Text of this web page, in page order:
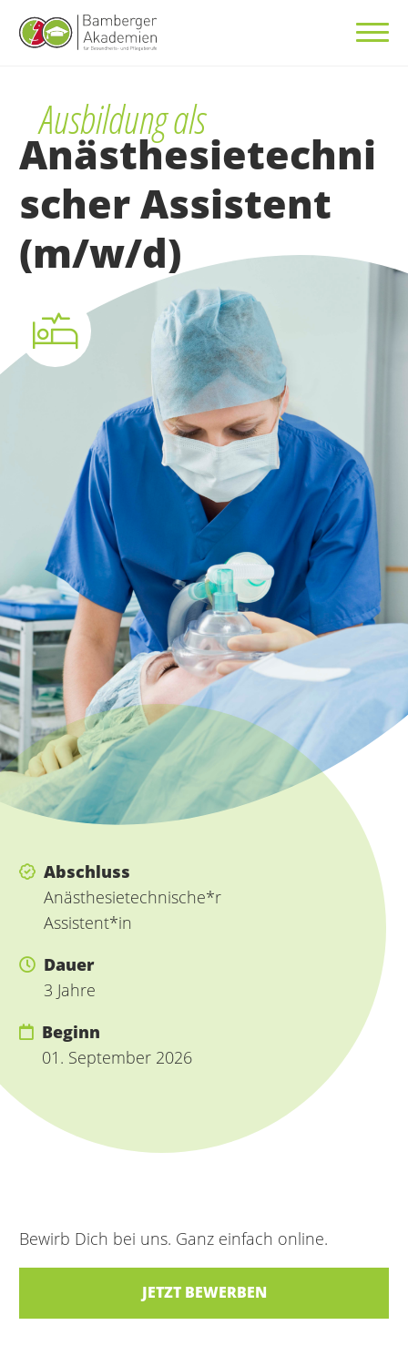
Ausbildung als
Anästhesietechni
scher Assistent
(m/w/d)
Abschluss
Anästhesietechnische*r
Assistent*in
Dauer
3 Jahre
Beginn
01. September 2026
Bewirb Dich bei uns. Ganz einfach online.
JETZT BEWERBEN